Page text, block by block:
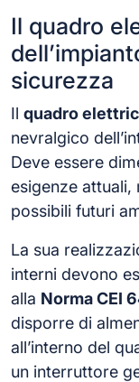
Il quadro
sicurezza
Il quadro
nevralgico
Deve essere
esigenze attuali,
possibili futuri
La sua
interni devono
alla Norma CEI
disporre di
all’interno del
un interruttore